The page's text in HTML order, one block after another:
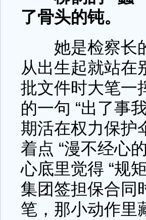
了骨头的钝。
她是检察长的
从出生起就站在
批文件时大笔一
的一句 “出了事
期活在权力保护
着点 “漫不经心
心底里觉得 “规
集团签担保合同
笔，那小动作里